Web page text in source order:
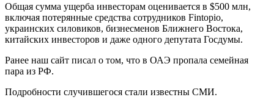
Общая сумма ущерба инвесторам оценивается в $500 млн,
включая потерянные средства сотрудников Fintopio,
украинских силовиков, бизнесменов Ближнего Востока,
китайских инвесторов и даже одного депутата Госдумы.
Ранее наш сайт писал о том, что в ОАЭ пропала семейная
пара из РФ.
Подробности случившегося стали известны СМИ.